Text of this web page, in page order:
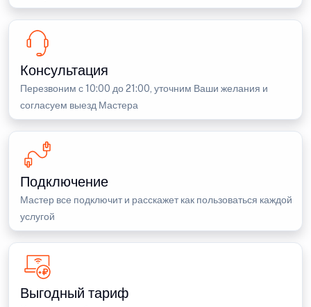
Консультация
Перезвоним с 10:00 до 21:00, уточним Ваши желания и
согласуем выезд Мастера
Подключение
Мастер все подключит и расскажет как пользоваться каждой
услугой
Выгодный тариф